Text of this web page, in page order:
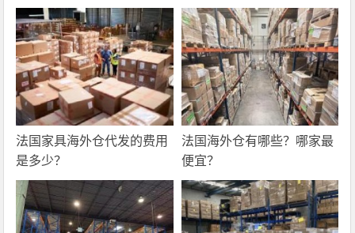
法国家具海外仓代发的费用
是多少？
法国海外仓有哪些？哪家最
便宜？